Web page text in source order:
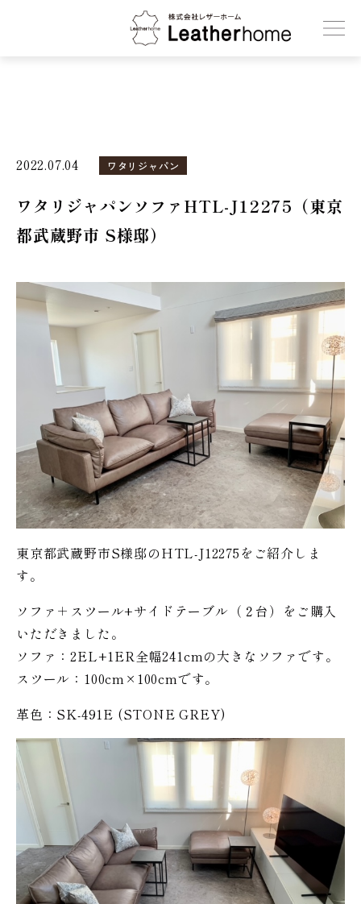
株式会社レザーホーム
2022.07.04 ワタリジャパン
ワタリジャパンソファHTL-J12275（東京
都武蔵野市 S様邸）
東京都武蔵野市S様邸のHTL-J12275をご紹介しま
す。
ソファ＋スツール+サイドテーブル（２台）をご購入
いただきました。
ソファ：2EL+1ER全幅241cmの大きなソファです。
スツール：100cm×100cmです。
革色：SK-491E (STONE GREY)